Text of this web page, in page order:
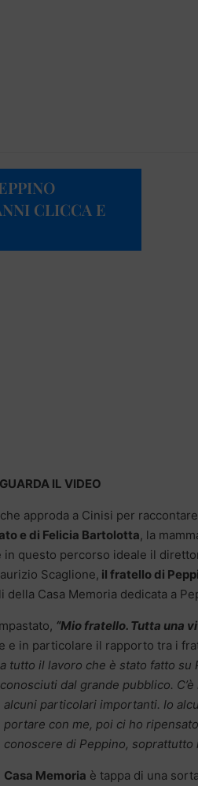
CLICCA E
IL VIDEO
approda a Cinisi per
e di Felicia Bartolotta, la
in questo percorso ideale il
Scaglione, il fratello di
Casa Memoria dedicata a
“Mio fratello. Tutta una
e in particolare il rapporto tra i
tutto il lavoro che è stato fatto su
dal grande pubblico. C’è
alcuni particolari importanti. Io
portare con me, poi ci ho
conoscere di Peppino, soprattutto
Casa Memoria è tappa di una